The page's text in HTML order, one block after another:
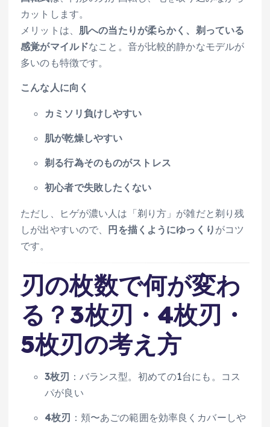
カットします。
メリットは、 肌への当たりが柔らかく、剃っている
感覚がマイルドなこと。音が比較的静かなモデルが
多いのも特徴です。
こんな人に向く
カミソリ負けしやすい
肌が乾燥しやすい
剃る行為そのものがストレス
初心者で失敗したくない
ただし、ヒゲが濃い人は「剃り方」が雑だと剃り残
しが出やすいので、 円を描くようにゆっくり がコツ
です。
刃の枚数で何が変わ
る？3枚刃・4枚刃・
5枚刃の考え方
3枚刃 ：バランス型。初めての1台にも。コス
パが良い
4枚刃 ：頬〜あごの範囲を効率良くカバーしや